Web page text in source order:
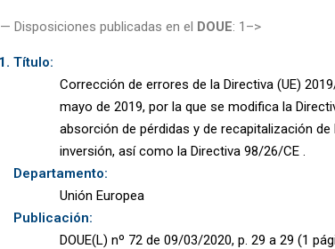
— Disposiciones publicadas en el DOUE: 1–>
Título:
Corrección de errores de la Directiva (UE)
mayo de 2019, por la que se modifica la
absorción de pérdidas y de recapitalización
inversión, así como la Directiva 98/26/CE .
Departamento:
Unión Europea
Publicación:
DOUE(L) nº 72 de 09/03/2020, p. 29 a 29 (1